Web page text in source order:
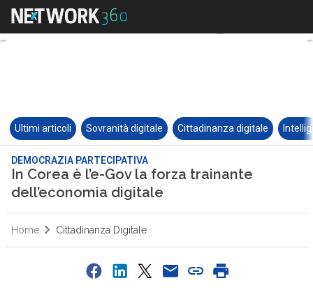
Ultimi articoli Sovranità digitale Cittadinanza digitale
DEMOCRAZIA PARTECIPATIVA
In Corea è l’e-Gov la forza trainante
dell’economia digitale
Home Cittadinanza Digitale